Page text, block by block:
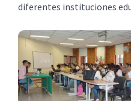
diferentes instituciones